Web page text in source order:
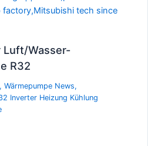
Luft/Wasser-
R32
,Wärmepumpe News,
Inverter Heizung Kühlung